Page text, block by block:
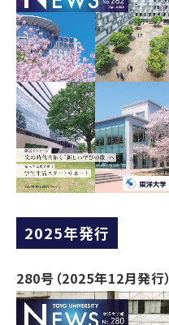
2025年発行
280号（2025年12月発行）